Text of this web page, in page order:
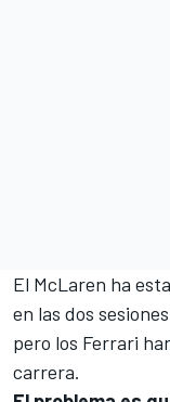
El McLaren ha
en las dos
pero los Ferrari
carrera.